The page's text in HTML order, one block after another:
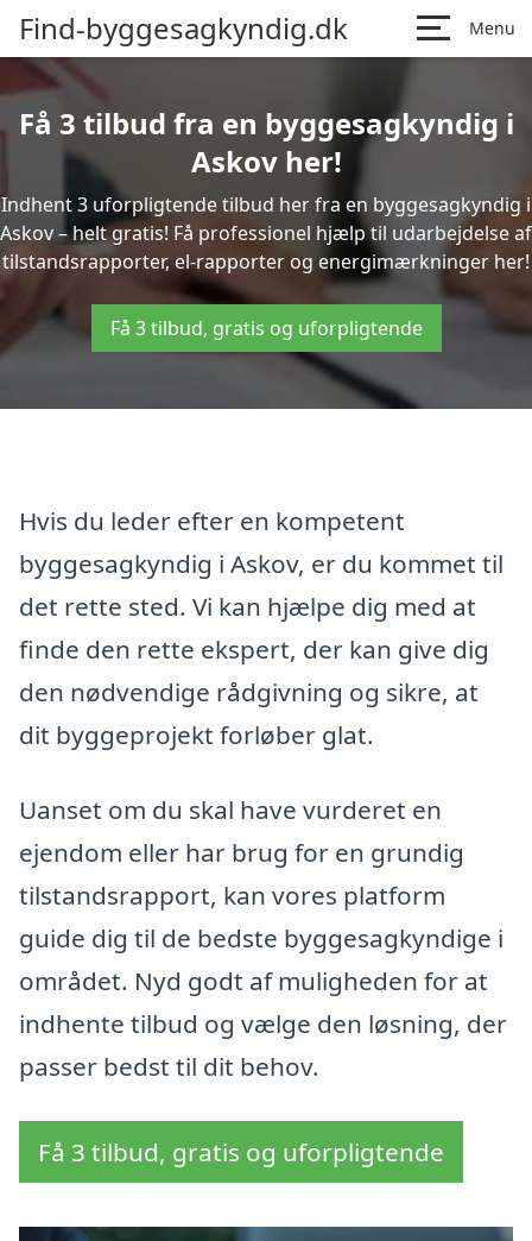
Find-byggesagkyndig.dk Menu
Få 3 tilbud fra en byggesagkyndig i
Askov her!
Indhent 3 uforpligtende tilbud her fra en byggesagkyndig i
Askov – helt gratis! Få professionel hjælp til udarbejdelse af
tilstandsrapporter, el-rapporter og energimærkninger her!
Få 3 tilbud, gratis og uforpligtende
Hvis du leder efter en kompetent
byggesagkyndig i Askov, er du kommet til
det rette sted. Vi kan hjælpe dig med at
finde den rette ekspert, der kan give dig
den nødvendige rådgivning og sikre, at
dit byggeprojekt forløber glat.
Uanset om du skal have vurderet en
ejendom eller har brug for en grundig
tilstandsrapport, kan vores platform
guide dig til de bedste byggesagkyndige i
området. Nyd godt af muligheden for at
indhente tilbud og vælge den løsning, der
passer bedst til dit behov.
Få 3 tilbud, gratis og uforpligtende